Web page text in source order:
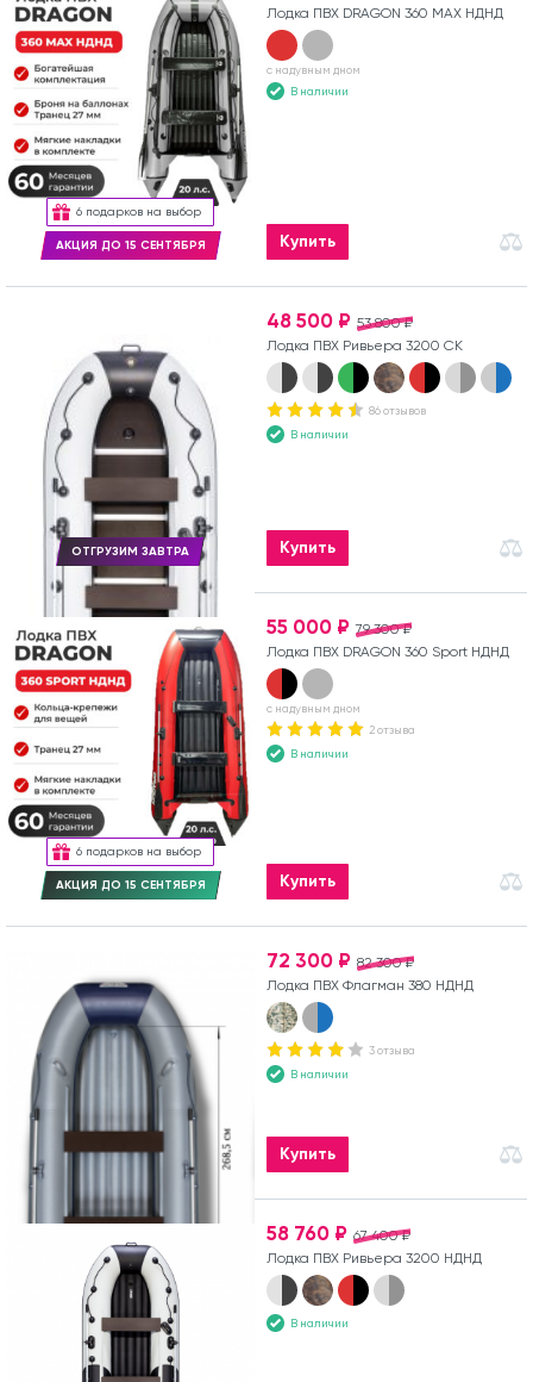
6 подарков на выбор
АКЦИЯ ДО 15 СЕНТЯБРЯ
Лодка ПВХ DRAGON 360 MAX НДНД
с надувным дном
В наличии
Купить
ОТГРУЗИМ ЗАВТРА
53 800 ₽
48 500 ₽
Лодка ПВХ Ривьера 3200 СК
86 отзывов
В наличии
Купить
6 подарков на выбор
АКЦИЯ ДО 15 СЕНТЯБРЯ
79 300 ₽
55 000 ₽
Лодка ПВХ DRAGON 360 Sport НДНД
с надувным дном
2 отзыва
В наличии
Купить
82 300 ₽
72 300 ₽
Лодка ПВХ Флагман 380 НДНД
3 отзыва
В наличии
Купить
67 400 ₽
58 760 ₽
Лодка ПВХ Ривьера 3200 НДНД
В наличии